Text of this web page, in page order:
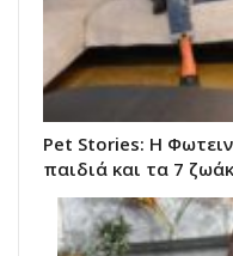
Pet Stories: Η
παιδιά και τα 7